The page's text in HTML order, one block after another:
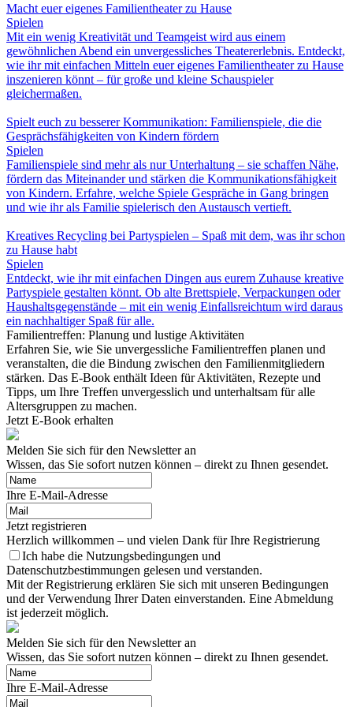
Macht euer eigenes Familientheater zu Hause
Spielen
Mit ein wenig Kreativität und Teamgeist wird aus einem
gewöhnlichen Abend ein unvergessliches Theatererlebnis. Entdeckt,
wie ihr mit einfachen Mitteln euer eigenes Familientheater zu Hause
inszenieren könnt – für große und kleine Schauspieler
gleichermaßen.
Spielt euch zu besserer Kommunikation: Familienspiele, die die
Gesprächsfähigkeiten von Kindern fördern
Spielen
Familienspiele sind mehr als nur Unterhaltung – sie schaffen Nähe,
fördern das Miteinander und stärken die Kommunikationsfähigkeit
von Kindern. Erfahre, welche Spiele Gespräche in Gang bringen
und wie ihr als Familie spielerisch den Austausch vertieft.
Kreatives Recycling bei Partyspielen – Spaß mit dem, was ihr schon
zu Hause habt
Spielen
Entdeckt, wie ihr mit einfachen Dingen aus eurem Zuhause kreative
Partyspiele gestalten könnt. Ob alte Brettspiele, Verpackungen oder
Haushaltsgegenstände – mit ein wenig Einfallsreichtum wird daraus
ein nachhaltiger Spaß für alle.
Familientreffen: Planung und lustige Aktivitäten
Erfahren Sie, wie Sie unvergessliche Familientreffen planen und
veranstalten, die die Bindung zwischen den Familienmitgliedern
stärken. Das E-Book enthält Ideen für Aktivitäten, Rezepte und
Tipps, um Ihre Treffen unvergesslich und unterhaltsam für alle
Altersgruppen zu machen.
Jetzt E-Book erhalten
Melden Sie sich für den Newsletter an
Wissen, das Sie sofort nutzen können – direkt zu Ihnen gesendet.
Ihre E-Mail-Adresse
Jetzt registrieren
Herzlich willkommen – und vielen Dank für Ihre Registrierung
Ich habe die Nutzungsbedingungen und
Datenschutzbestimmungen gelesen und verstanden.
Mit der Registrierung erklären Sie sich mit unseren Bedingungen
und der Verwendung Ihrer Daten einverstanden. Eine Abmeldung
ist jederzeit möglich.
Melden Sie sich für den Newsletter an
Wissen, das Sie sofort nutzen können – direkt zu Ihnen gesendet.
Ihre E-Mail-Adresse